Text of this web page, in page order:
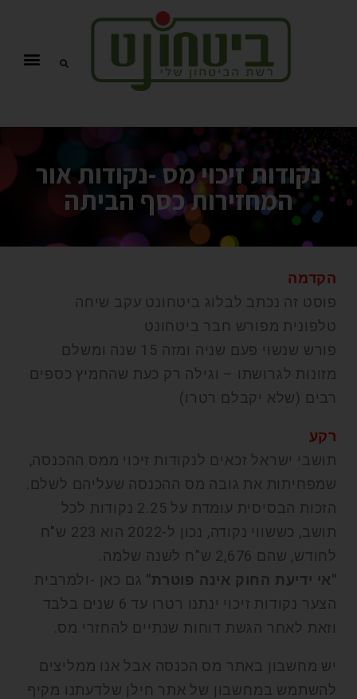
נקודות זיכוי מס -נקודות אור
המחזירות כסף הביתה
הקדמה
פוסט זה נכתב לבלוג ביטחונט עקב שיחה
טלפונית מפורש חבר ביטחונט
פורש שנשוי פעם שניה ומזה 15 שנה ומשלם
מזונות לגרושתו – וגילה רק כעת שהחמיץ כספים
רבים (שלא יקבלם רטרו)
רקע
תושבי ישראל זכאים לנקודות זיכוי ממס ההכנסה,
שמפחיתות את גובה מס ההכנסה שעליהם לשלם.
הזכות הבסיסית עומדת על 2.25 נקודות לכל
תושב, כששווי נקודה, נכון ל-2022 הוא 223 ש"ח
לחודש, שהם 2,676 ש"ח לשנה שלמה.
"אי ידיעת החוק אינה פוטרת" גם כאן -ולמרבית
הצער נקודות זיכוי ינתנו רטרו עד 6 שנים בלבד
וזאת לאחר הגשת דוחות שנתיים להחזרי מס.
יש מחשבון באתר מס הכנסה אבל אנו ממליצים
להשתמש במחשבון של אתר חילן שלדעתנו מקיף